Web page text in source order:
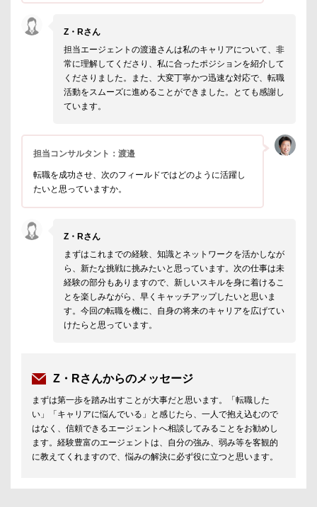
Z・Rさん
担当エージェントの渡邉さんは私のキャリアについて、非
常に理解してくださり、私に合ったポジションを紹介して
くださりました。また、大変丁寧かつ迅速な対応で、転職
活動をスムーズに進めることができました。とても感謝し
ています。
担当コンサルタント：渡邉
転職を成功させ、次のフィールドではどのように活躍し
たいと思っていますか。
Z・Rさん
まずはこれまでの経験、知識とネットワークを活かしなが
ら、新たな挑戦に挑みたいと思っています。次の仕事は未
経験の部分もありますので、新しいスキルを身に着けるこ
とを楽しみながら、早くキャッチアップしたいと思いま
す。今回の転職を機に、自身の将来のキャリアを広げてい
けたらと思っています。
Z・Rさんからのメッセージ
まずは第一歩を踏み出すことが大事だと思います。「転職した
い」「キャリアに悩んでいる」と感じたら、一人で抱え込むので
はなく、信頼できるエージェントへ相談してみることをお勧めし
ます。経験豊富のエージェントは、自分の強み、弱み等を客観的
に教えてくれますので、悩みの解決に必ず役に立つと思います。